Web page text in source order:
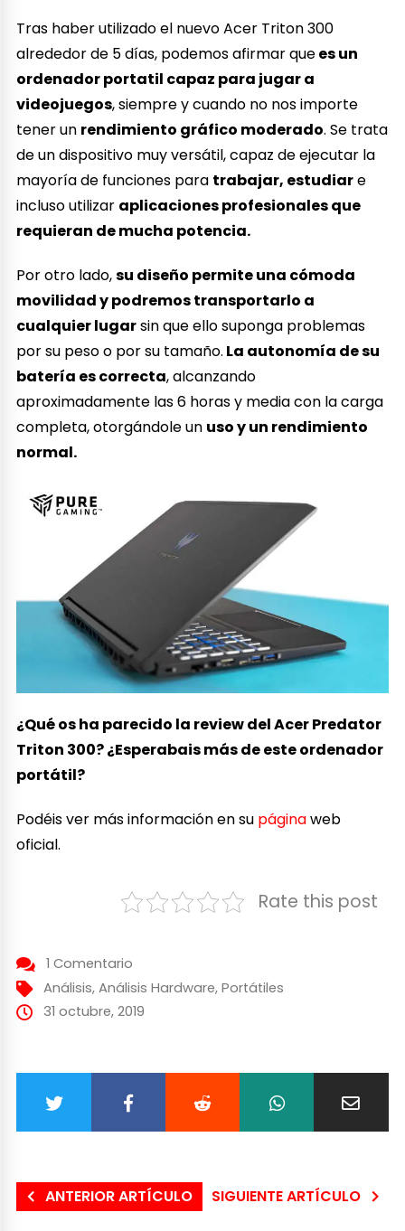
Tras haber utilizado el nuevo Acer Triton 300
alrededor de 5 días, podemos afirmar quees un
ordenador portatil capaz para jugar a
videojuegos, siempre y cuando no nos importe
tener un rendimiento gráfico moderado. Se trata
de un dispositivo muy versátil, capaz de ejecutar la
mayoría de funciones para trabajar, estudiare
incluso utilizar aplicaciones profesionales que
requieran de mucha potencia.
Por otro lado,su diseño permite una cómoda
movilidad y podremos transportarlo a
cualquier lugarsin que ello suponga problemas
por su peso o por su tamaño. La autonomía de su
batería es correcta, alcanzando
aproximadamente las 6 horas y media con la carga
completa, otorgándole un uso y un rendimiento
normal.
¿Qué os ha parecido la review del Acer Predator
Triton 300? ¿Esperabais más de este ordenador
portátil?
Podéis ver más información en su páginaweb
oficial.
Rate this post
1 Comentario
Análisis, Análisis Hardware, Portátiles
31 octubre, 2019
ANTERIOR ARTÍCULO SIGUIENTE ARTÍCULO